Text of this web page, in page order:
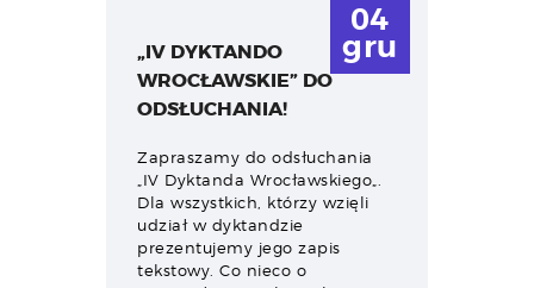
04
gru
„IV DYKTANDO
WROCŁAWSKIE” DO
ODSŁUCHANIA!
Zapraszamy do odsłuchania
„IV Dyktanda Wrocławskiego„.
Dla wszystkich, którzy wzięli
udział w dyktandzie
prezentujemy jego zapis
tekstowy. Co nieco o